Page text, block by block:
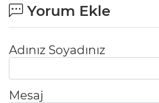
Yorum Ekle
Adınız Soyadınız
Mesaj